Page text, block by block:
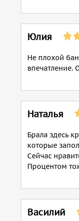
Юлия
Не плохой
впечатление.
Наталья
Брала здесь
которые
Сейчас
Процентом
Василий